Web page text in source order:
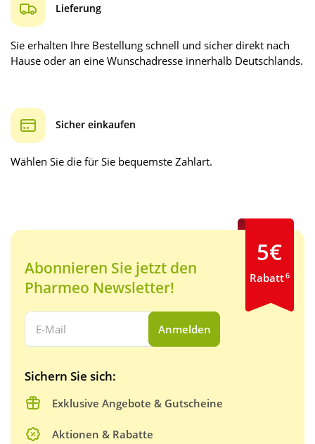
Lieferung
Sie erhalten Ihre Bestellung schnell und sicher direkt nach
Hause oder an eine Wunschadresse innerhalb Deutschlands.
Sicher einkaufen
Wählen Sie die für Sie bequemste Zahlart.
Abonnieren Sie jetzt den
Pharmeo Newsletter!
Ihre E-Mail Adresse:
Anmelden
Sichern Sie sich:
Exklusive Angebote & Gutscheine
Aktionen & Rabatte
5€
Rabatt6